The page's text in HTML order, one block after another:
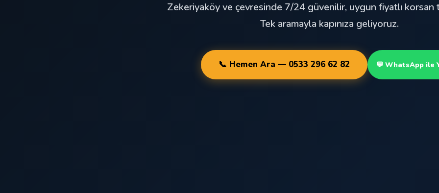
Zekeriyaköy ve çevresinde 7/24 güvenilir, uygun fiyatlı korsan
Tek aramayla kapınıza geliyoruz.
📞 Hemen Ara — 0533 296 62 82 💬 WhatsApp ile